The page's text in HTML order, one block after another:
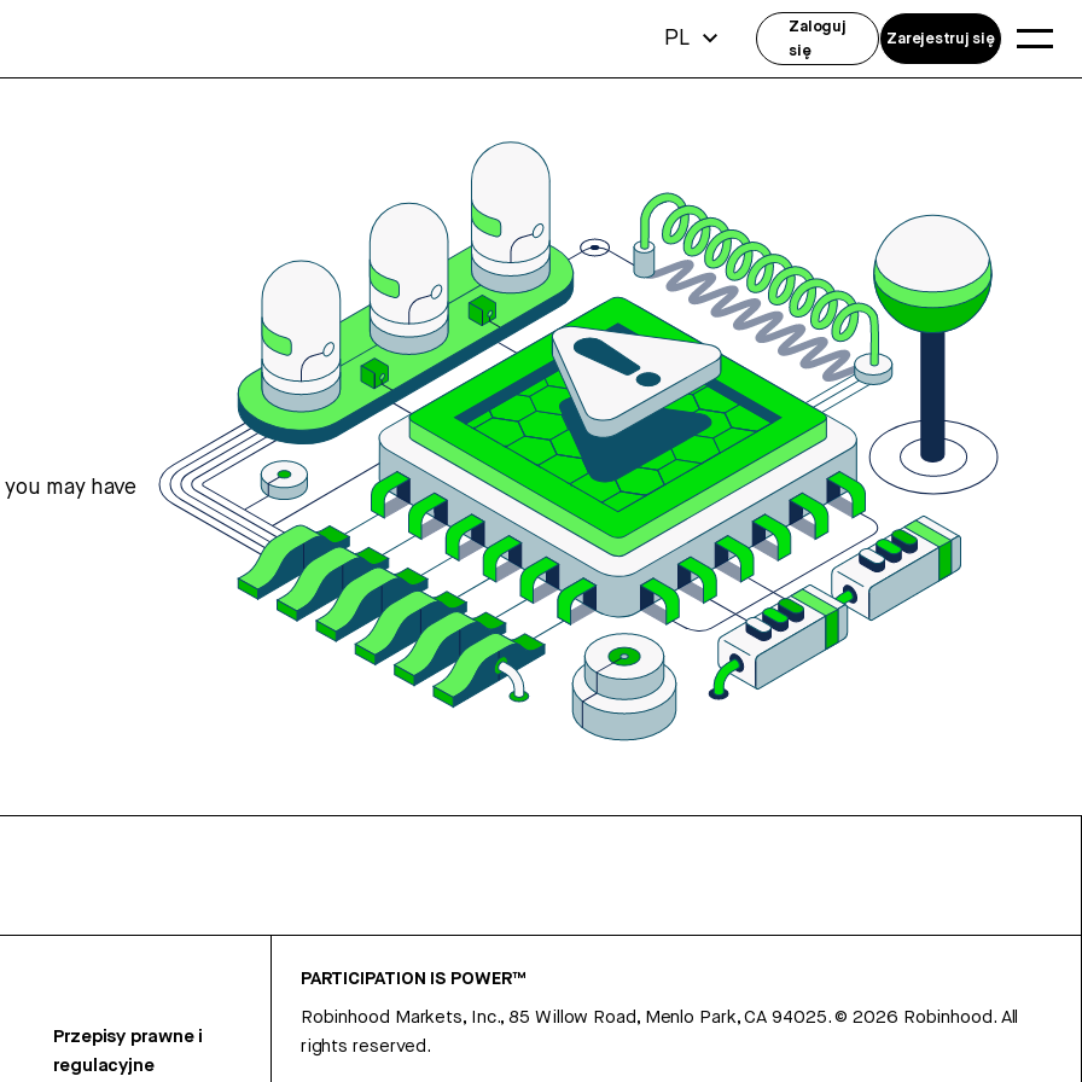
may have
Przepisy prawne i
regulacyjne
PARTICIPATION IS POWER™
Robinhood Markets, Inc., 85 Willow Road, Menlo Park, CA 94025.©2026 Robinhood. All
rights reserved.
PL
Zaloguj
się
Zarejestruj się